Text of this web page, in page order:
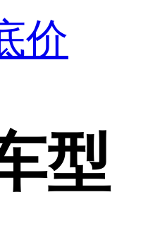
价
型